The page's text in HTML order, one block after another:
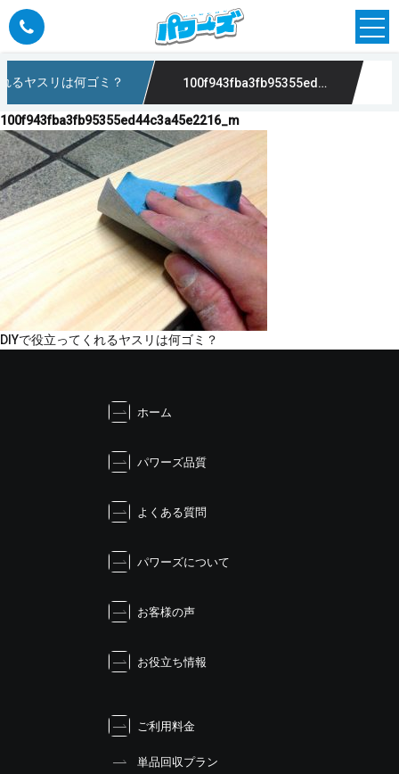
るヤスリは何ゴミ？ 100f943fba3fb95355ed44c3a45e2216_m
100f943fba3fb95355ed44c3a45e2216_m
投
DIYで役立ってくれるヤスリは何ゴミ？
ホーム
パワーズ品質
よくある質問
パワーズについて
お客様の声
お役立ち情報
ご利用料金
単品回収プラン